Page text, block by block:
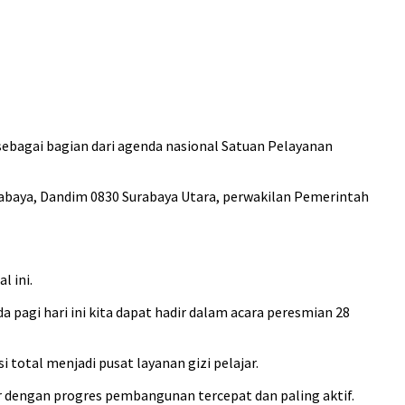
bagian dari agenda nasional Satuan Pelayanan
Dandim 0830 Surabaya Utara, perwakilan Pemerintah
ini.
pagi hari ini kita dapat hadir dalam acara peresmian 28
total menjadi pusat layanan gizi pelajar.
progres pembangunan tercepat dan paling aktif.